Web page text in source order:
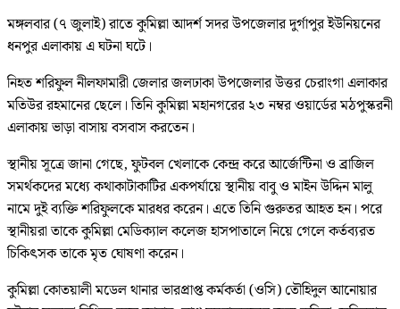
মঙ্গলবার (৭ জুলাই) রাতে কুমিল্লা আদর্শ সদর উপজেলার দুর্গাপুর ইউনিয়নের
ধনপুর এলাকায় এ ঘটনা ঘটে।
নিহত শরিফুল নীলফামারী জেলার জলঢাকা উপজেলার উত্তর চেরাংগা এলাকার
মতিউর রহমানের ছেলে। তিনি কুমিল্লা মহানগরের ২৩ নম্বর ওয়ার্ডের মঠপুস্করনী
এলাকায় ভাড়া বাসায় বসবাস করতেন।
স্থানীয় সূত্রে জানা গেছে, ফুটবল খেলাকে কেন্দ্র করে আর্জেন্টিনা ও ব্রাজিল
সমর্থকদের মধ্যে কথাকাটাকাটির একপর্যায়ে স্থানীয় বাবু ও মাইন উদ্দিন মালু
নামে দুই ব্যক্তি শরিফুলকে মারধর করেন। এতে তিনি গুরুতর আহত হন। পরে
স্থানীয়রা তাকে কুমিল্লা মেডিক্যাল কলেজ হাসপাতালে নিয়ে গেলে কর্তব্যরত
চিকিৎসক তাকে মৃত ঘোষণা করেন।
কুমিল্লা কোতয়ালী মডেল থানার ভারপ্রাপ্ত কর্মকর্তা (ওসি) তৌহিদুল আনোয়ার